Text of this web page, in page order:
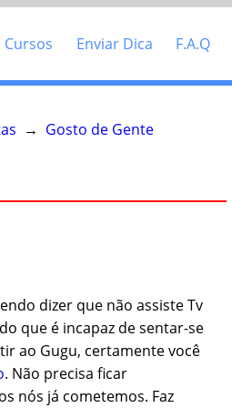
Cursos Enviar Dica F.A.Q
→ Gosto de Gente
dizer que não assiste Tv
que é incapaz de sentar-se
ao Gugu, certamente você
. Não precisa ficar
nós já cometemos. Faz